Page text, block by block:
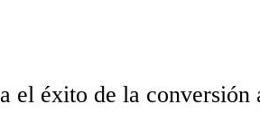
el éxito de la conversión